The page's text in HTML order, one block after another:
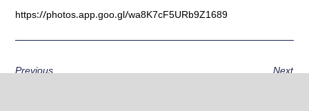
https://photos.app.goo.gl/wa8K7cF5URb9Z1689
Previous Next